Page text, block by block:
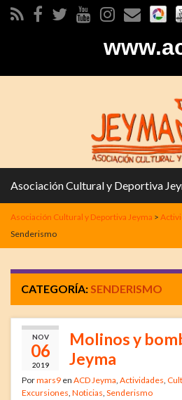
Asociación Cultural y Deportiva
Asociación Cultural y Deportiva Jeyma >
Senderismo
CATEGORÍA: SENDERISMO
NOV
06
2019
Molinos y
Jeyma
Pormars9 en ACD Jeyma Actividades
Excursiones Noticias Senderismo